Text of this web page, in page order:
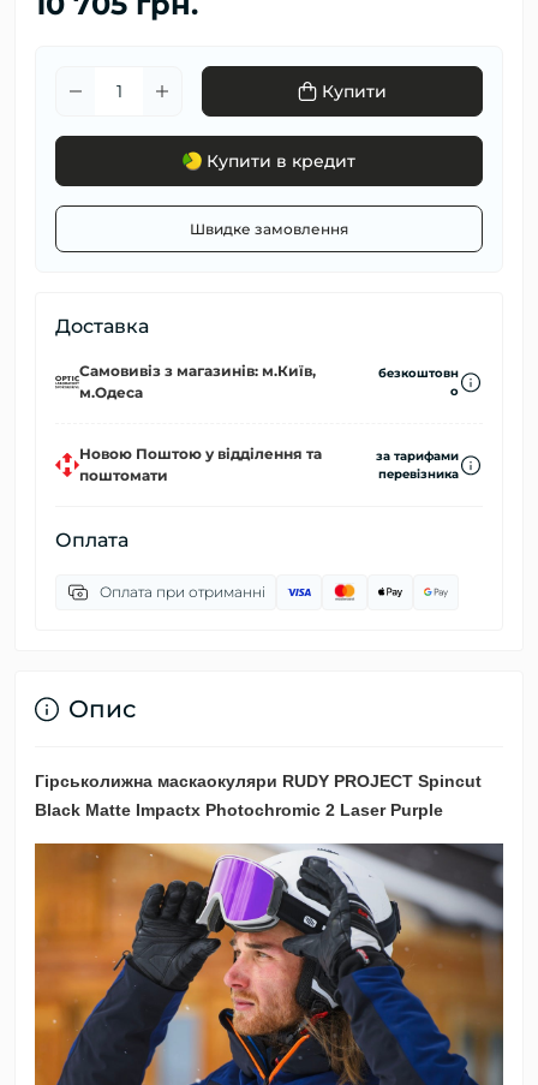
Купити
Купити в кредит
Швидке замовлення
Доставка
Самовивіз з магазинів: м.Київ,
м.Одеса
безкоштовн
о
Новою Поштою у відділення та
поштомати
за тарифами
перевізника
Оплата
Оплата при отриманні
Опис
Гірськолижна маскаокуляри RUDY PROJECT Spincut
Black Matte Impactx Photochromic 2 Laser Purple